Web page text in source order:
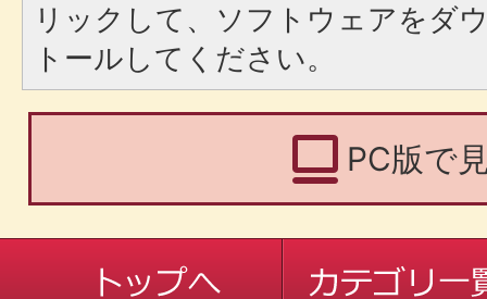
リックして、ソフトウェアをダ
トールしてください。
PC版で